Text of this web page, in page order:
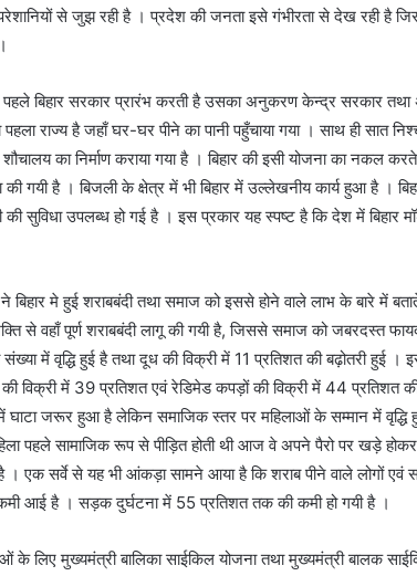
से जुझ रही है । प्रदेश की जनता इसे गंभीरता से देख रही है
पहले बिहार सरकार प्रारंभ करती है उसका अनुकरण केन्द्र सरकार तथा
राज्य है जहाँ घर-घर पीने का पानी पहुँचाया गया । साथ ही सात
का निर्माण कराया गया है । बिहार की इसी योजना का नकल
गयी है । बिजली के क्षेत्र में भी बिहार में उल्लेखनीय कार्य हुआ है ।
सुविधा उपलब्ध हो गई है । इस प्रकार यह स्पष्ट है कि देश में बिहार
बिहार मे हुई शराबबंदी तथा समाज को इससे होने वाले लाभ के बारे में
से वहाँ पूर्ण शराबबंदी लागू की गयी है, जिससे समाज को जबरदस्त
में वृद्धि हुई है तथा दूध की विक्री में 11 प्रतिशत की बढ़ोतरी हुई ।
विक्री में 39 प्रतिशत एवं रेडिमेड कपड़ों की विक्री में 44 प्रतिशत
घाटा जरूर हुआ है लेकिन समाजिक स्तर पर महिलाओं के सम्मान में वृद्धि
पहले सामाजिक रूप से पीड़ित होती थी आज वे अपने पैरो पर खड़े होकर,
एक सर्वे से यह भी आंकड़ा सामने आया है कि शराब पीने वाले लोगों एवं
आई है । सड़क दुर्घटना में 55 प्रतिशत तक की कमी हो गयी है ।
के लिए मुख्यमंत्री बालिका साईकिल योजना तथा मुख्यमंत्री बालक